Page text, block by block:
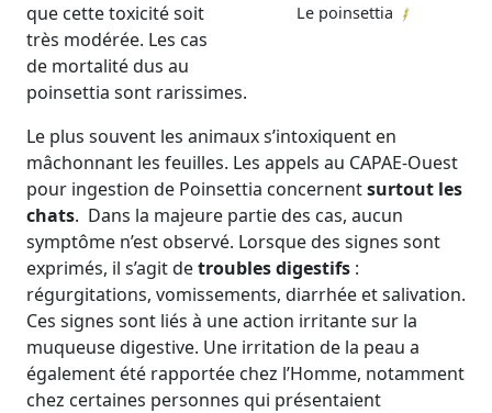
Le poinsettia
que cette toxicité soit
très modérée. Les cas
de mortalité dus au
poinsettia sont rarissimes.
Le plus souvent les animaux s’intoxiquent en
mâchonnant les feuilles. Les appels au CAPAE-Ouest
pour ingestion de Poinsettia concernentsurtout les
chats. Dans la majeure partie des cas, aucun
symptôme n’est observé. Lorsque des signes sont
exprimés, il s’agit detroubles digestifs :
régurgitations, vomissements, diarrhée et salivation.
Ces signes sont liés à une action irritante sur la
muqueuse digestive. Une irritation de la peau a
également été rapportée chez l’Homme, notamment
chez certaines personnes qui présentaient